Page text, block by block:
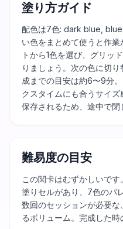
塗り方ガイド
配色は7色: dark blue,
い色をまとめて使うと作
トから1色を選び、グリッ
りましょう。次の色に切
成までの目安は約6〜9分
クスタイムにも合うサイ
保存されるため、途中で閉
難易度の目安
この関卡はむずかしいで
塗りセルがあり、7色のパ
数回のセッションが必要
るボリューム。完成した時